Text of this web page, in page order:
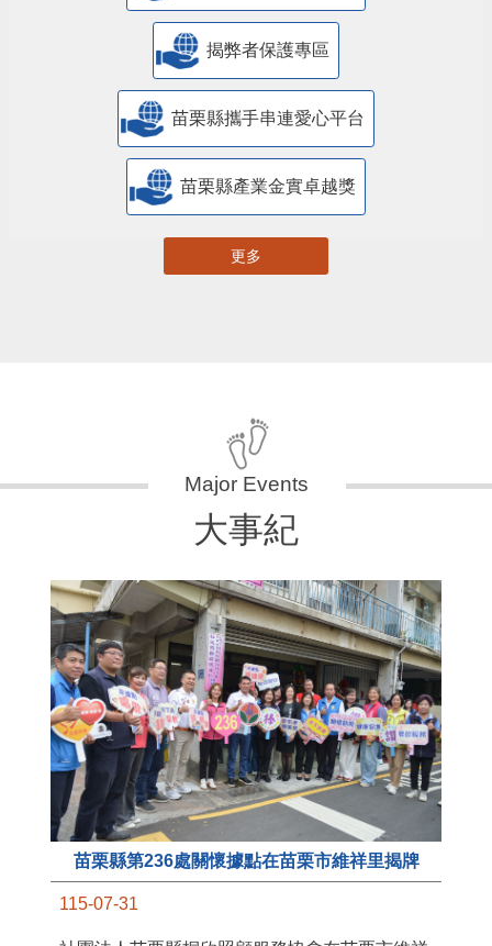
揭弊者保護專區
苗栗縣攜手串連愛心平台
苗栗縣產業金實卓越獎
更多
大事紀
苗栗縣第236處關懷據點在苗栗市維祥里揭牌
115-07-31